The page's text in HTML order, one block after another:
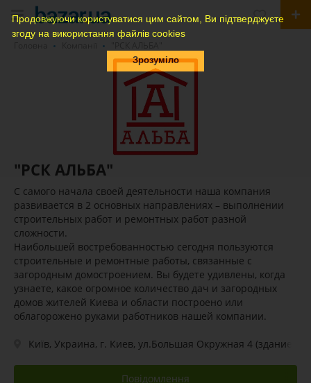
Продовжуючи користуватися цим сайтом, Ви підтверджуєте
згоду на використання файлів cookies
Зрозуміло
"РСК АЛЬБА"
C cамого начала своей деятельности наша компания
развивается в 2 основных направлениях – выполнении
строительных работ и ремонтных работ разной
сложности.
Наибольшей востребованностью сегодня пользуются
строительные и ремонтные работы, связанные с
загородным домостроением. Вы будете удивлены, когда
узнаете, какое огромное количество дач и загородных
домов жителей Киева и области построено или
облагорожено руками работников нашей компании.
Київ, Украина, г. Киев, ул.Большая Окружная 4 (здание
Повідомлення